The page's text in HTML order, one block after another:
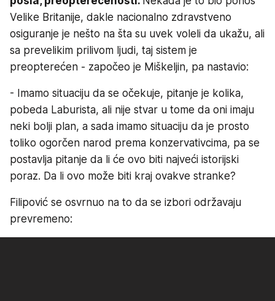
Velike Britanije, dakle nacionalno zdravstveno
osiguranje je nešto na šta su uvek voleli da ukažu, ali
sa prevelikim prilivom ljudi, taj sistem je
preopterećen - započeo je Miškeljin, pa nastavio:
- Imamo situaciju da se očekuje, pitanje je kolika,
pobeda Laburista, ali nije stvar u tome da oni imaju
neki bolji plan, a sada imamo situaciju da je prosto
toliko ogorčen narod prema konzervativcima, pa se
postavlja pitanje da li će ovo biti najveći istorijski
poraz. Da li ovo može biti kraj ovakve stranke?
Filipović se osvrnuo na to da se izbori održavaju
prevremeno: